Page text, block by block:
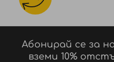
Абонирай се за
вземи 10%